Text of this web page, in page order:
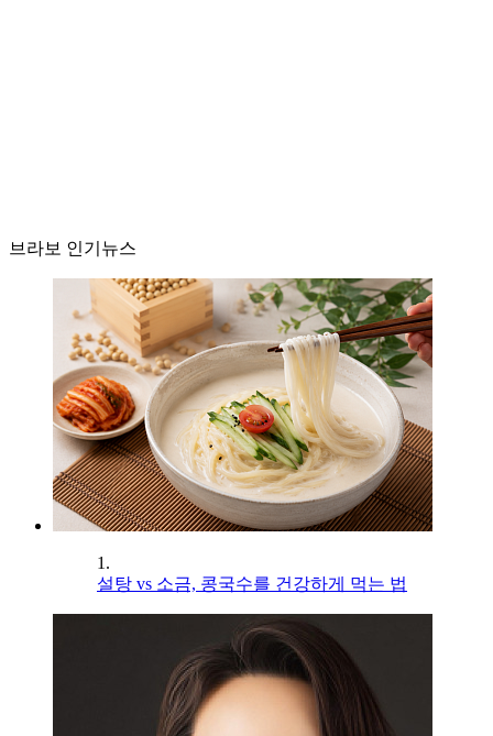
브라보 인기뉴스
1.
설탕 vs 소금, 콩국수를 건강하게 먹는 법